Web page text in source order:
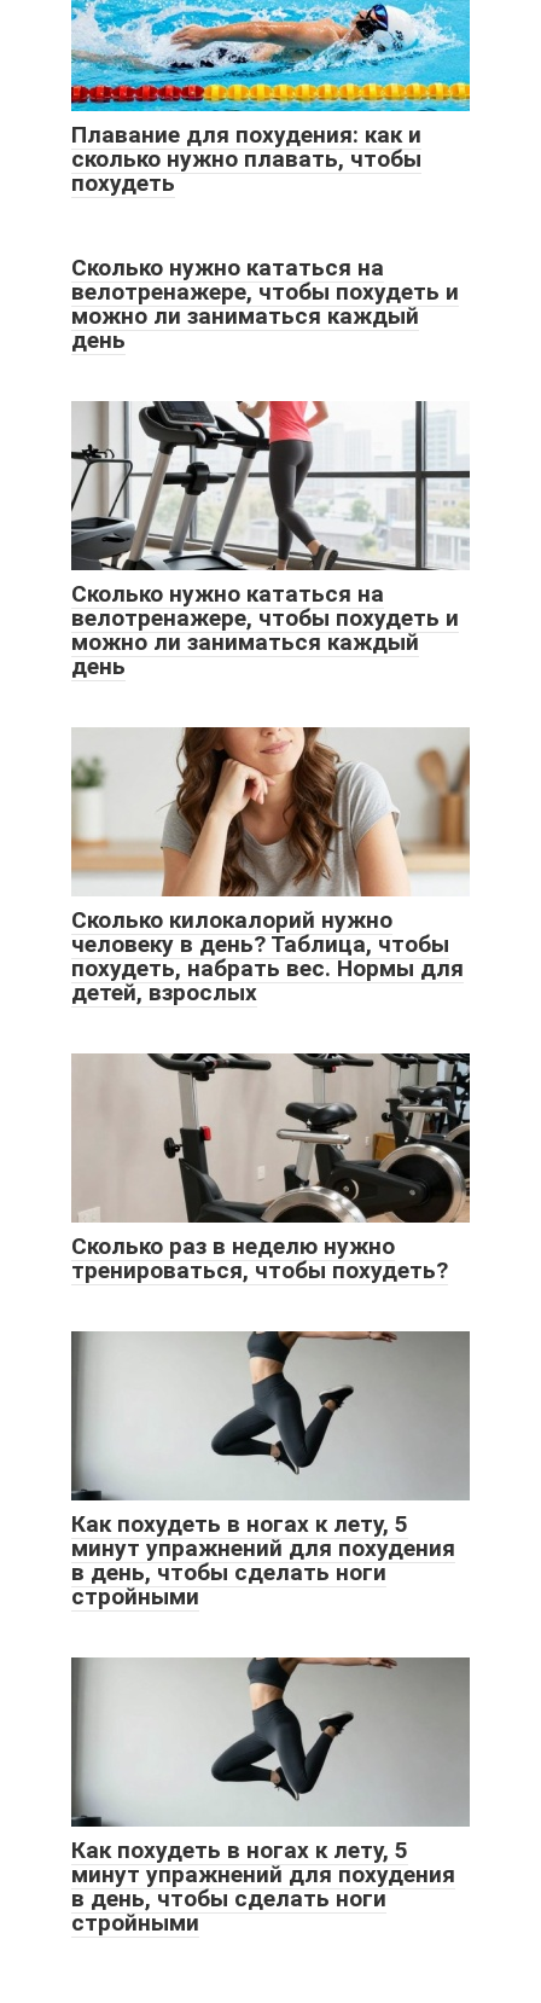
Плавание для похудения: как и
сколько нужно плавать, чтобы
похудеть
Сколько нужно кататься на
велотренажере, чтобы похудеть и
можно ли заниматься каждый
день
Сколько нужно кататься на
велотренажере, чтобы похудеть и
можно ли заниматься каждый
день
Сколько килокалорий нужно
человеку в день? Таблица, чтобы
похудеть, набрать вес. Нормы для
детей, взрослых
Сколько раз в неделю нужно
тренироваться, чтобы похудеть?
Как похудеть в ногах к лету, 5
минут упражнений для похудения
в день, чтобы сделать ноги
стройными
Как похудеть в ногах к лету, 5
минут упражнений для похудения
в день, чтобы сделать ноги
стройными